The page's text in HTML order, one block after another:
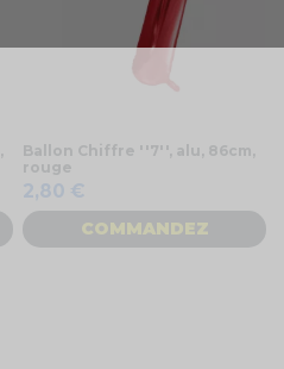
Ballon Chiffre ''7'', alu, 86cm,
rouge
2,80 €
COMMANDEZ